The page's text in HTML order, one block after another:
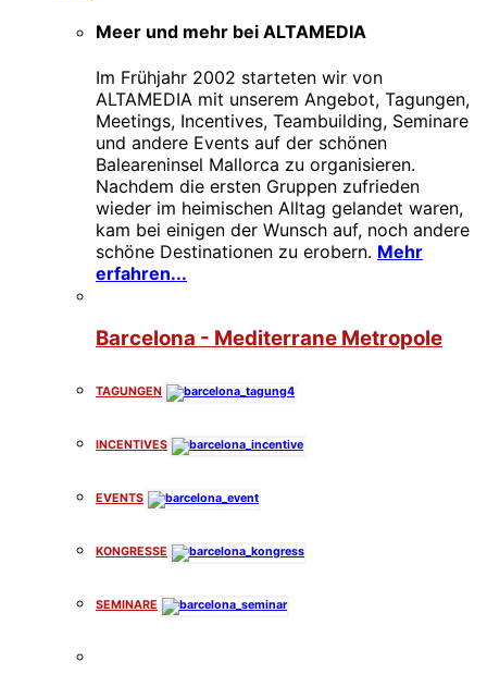
Meer und mehr bei ALTAMEDIA
Im Frühjahr 2002 starteten wir von
ALTAMEDIA mit unserem Angebot, Tagungen,
Meetings, Incentives, Teambuilding, Seminare
und andere Events auf der schönen
Baleareninsel Mallorca zu organisieren.
Nachdem die ersten Gruppen zufrieden
wieder im heimischen Alltag gelandet waren,
kam bei einigen der Wunsch auf, noch andere
schöne Destinationen zu erobern. Mehr
erfahren...
Barcelona - Mediterrane Metropole
TAGUNGEN
INCENTIVES
EVENTS
KONGRESSE
SEMINARE